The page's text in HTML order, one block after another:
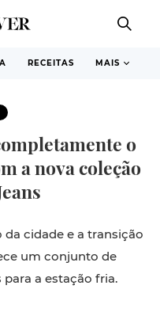
RECEITAS MAIS
o
a nova coleção
cidade e a transição
um conjunto de
a estação fria.